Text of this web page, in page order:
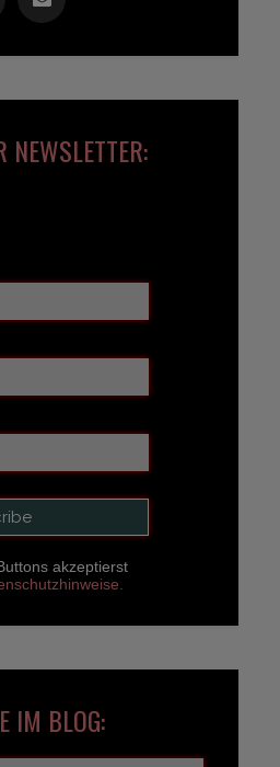
NEWSLETTER:
akzeptierst
IM BLOG: